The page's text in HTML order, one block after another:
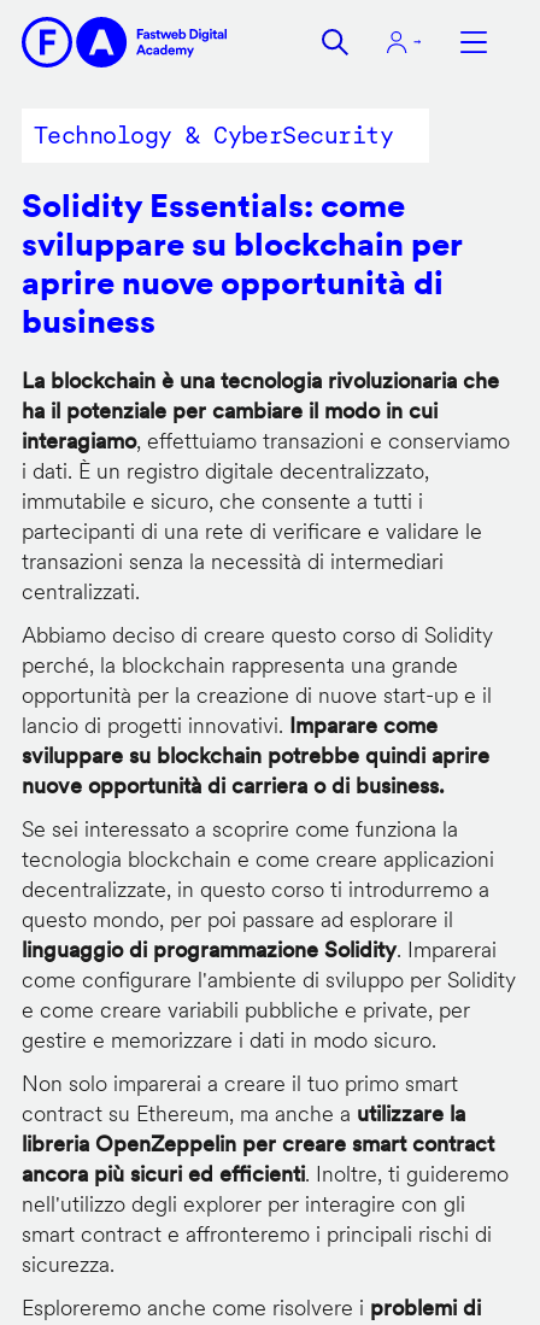
contenuto
Technology & CyberSecurity
Solidity Essentials: come
sviluppare su blockchain per
aprire nuove opportunità di
business
La blockchain è una tecnologia rivoluzionaria che
ha il potenziale per cambiare il modo in cui
interagiamo, effettuiamo transazioni e conserviamo
i dati. È un registro digitale decentralizzato,
immutabile e sicuro, che consente a tutti i
partecipanti di una rete di verificare e validare le
transazioni senza la necessità di intermediari
centralizzati.
Abbiamo deciso di creare questo corso di Solidity
perché, la blockchain rappresenta una grande
opportunità per la creazione di nuove start-up e il
lancio di progetti innovativi. Imparare come
sviluppare su blockchain potrebbe quindi aprire
nuove opportunità di carriera o di business.
Se sei interessato a scoprire come funziona la
tecnologia blockchain e come creare applicazioni
decentralizzate, in questo corso ti introdurremo a
questo mondo, per poi passare ad esplorare il
linguaggio di programmazione Solidity. Imparerai
come configurare l'ambiente di sviluppo per Solidity
e come creare variabili pubbliche e private, per
gestire e memorizzare i dati in modo sicuro.
Non solo imparerai a creare il tuo primo smart
contract su Ethereum, ma anche a utilizzare la
libreria OpenZeppelin per creare smart contract
ancora più sicuri ed efficienti. Inoltre, ti guideremo
nell'utilizzo degli explorer per interagire con gli
smart contract e affronteremo i principali rischi di
sicurezza.
Esploreremo anche come risolvere i problemi di